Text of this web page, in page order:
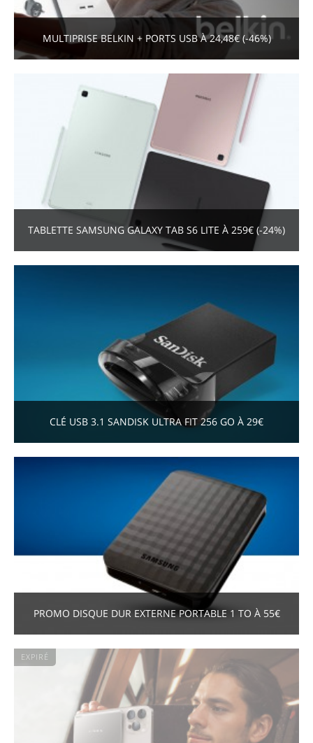
MULTIPRISE BELKIN + PORTS USB À 24,48€ (-46%)
TABLETTE SAMSUNG GALAXY TAB S6 LITE À 259€ (-24%)
CLÉ USB 3.1 SANDISK ULTRA FIT 256 GO À 29€
PROMO DISQUE DUR EXTERNE PORTABLE 1 TO À 55€
EXPIRÉ